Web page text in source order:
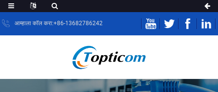
आम्हाला कॉल करा:+86-13682786242